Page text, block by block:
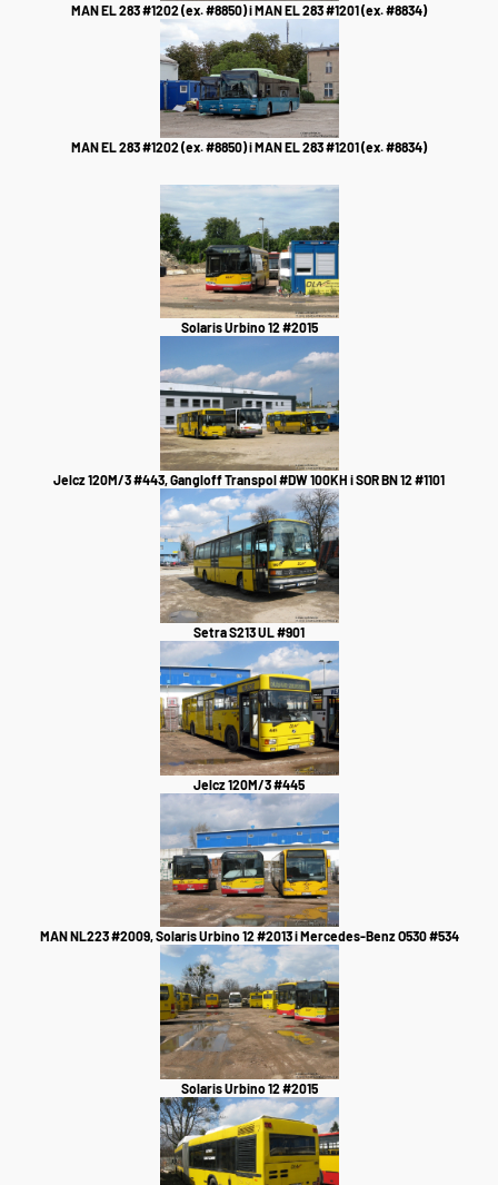
MAN EL 283 #1202 (ex. #8850) i MAN EL 283 #1201 (ex. #8834)
MAN EL 283 #1202 (ex. #8850) i MAN EL 283 #1201 (ex. #8834)
Solaris Urbino 12 #2015
Jelcz 120M/3 #443, Gangloff Transpol #DW 100KH i SOR BN 12 #1101
Setra S213 UL #901
Jelcz 120M/3 #445
MAN NL223 #2009, Solaris Urbino 12 #2013 i Mercedes-Benz O530 #534
Solaris Urbino 12 #2015